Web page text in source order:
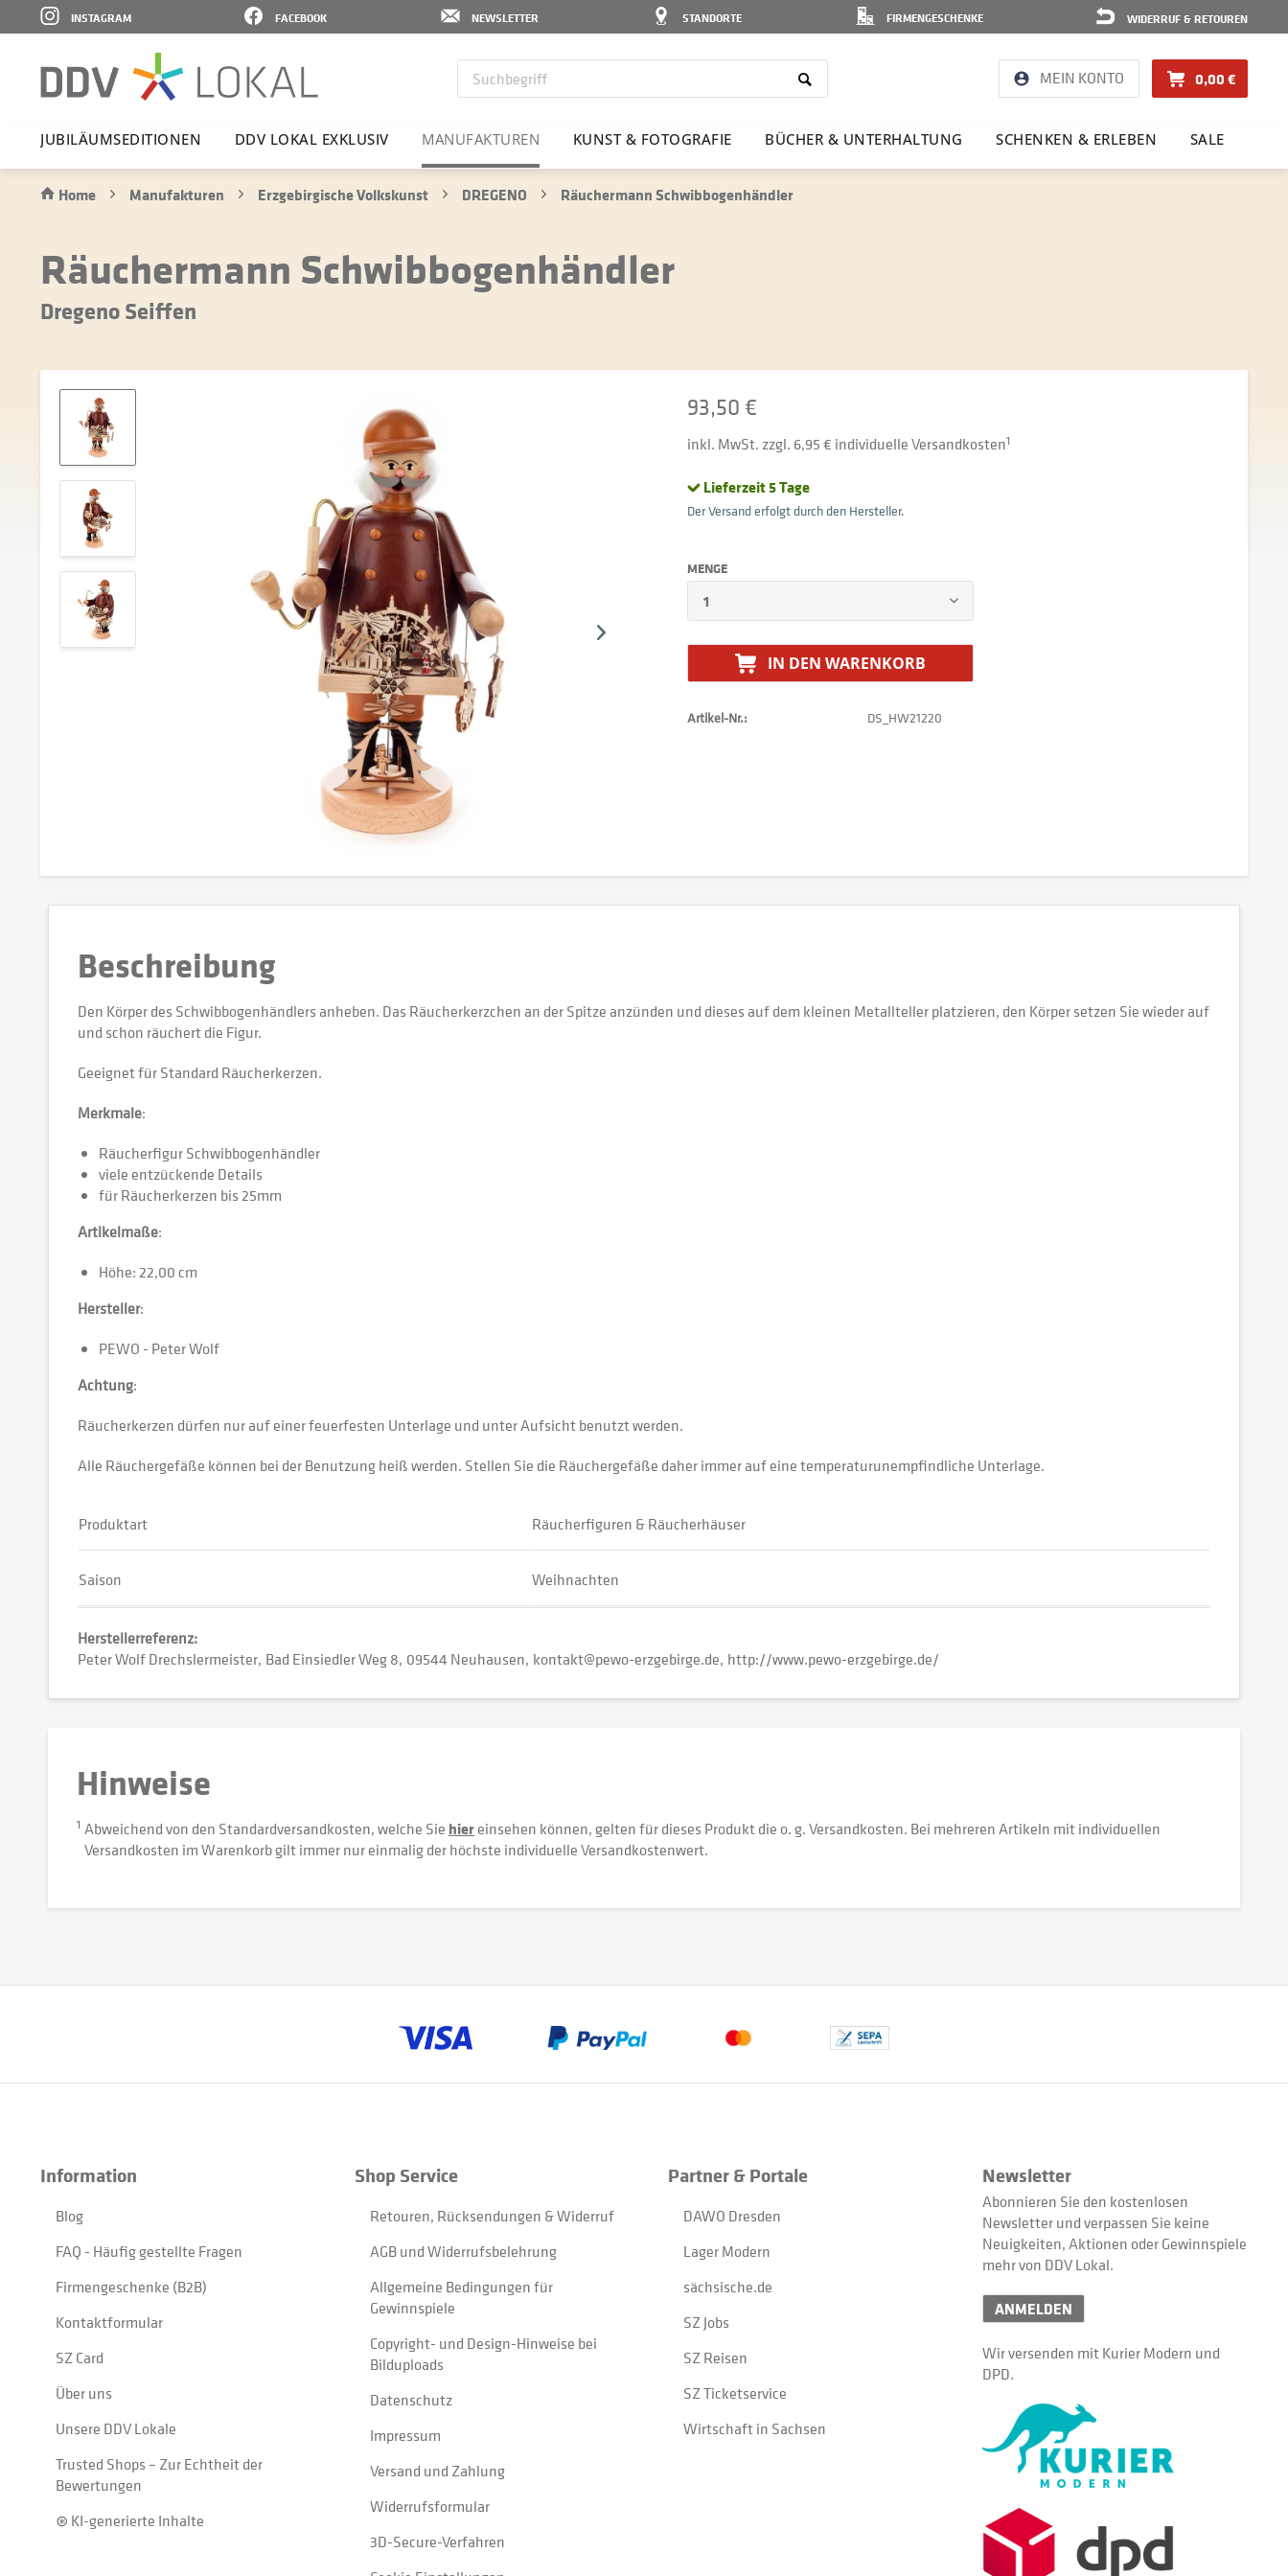
WIDERRUF & RETOUREN
FIRMENGESCHENKE
STANDORTE
NEWSLETTER
FACEBOOK
INSTAGRAM
MEIN KONTO 0,00 €
JUBI­LÄ­UMS­E­DI­TIONEN DDV LOKAL EXKLUSIV MANU­FAK­TUREN KUNST & FOTO­GRAFIE BÜCHER & UNTER­HAL­TUNG SCHENKEN & ERLEBEN SALE
Home Manufakturen Erzgebirgische Volkskunst DREGENO Räuchermann Schwibbogenhändler
Räuchermann Schwibbogenhändler
Dregeno Seiffen
93,50 €
inkl. MwSt. zzgl. 6,95 € individuelle Versandkosten1
Lieferzeit 5 Tage
Der Versand erfolgt durch den Hersteller.
MENGE
IN DEN WARENKORB
Artikel-Nr.: DS_HW21220
Beschreibung
Den Körper des Schwibbogenhändlers anheben. Das Räucherkerzchen an der Spitze anzünden und dieses auf dem kleinen Metallteller platzieren, den Körper setzen Sie wieder auf
und schon räuchert die Figur.
Geeignet für Standard Räucherkerzen.
Merkmale:
Räucherfigur Schwibbogenhändler
viele entzückende Details
für Räucherkerzen bis 25mm
Artikelmaße:
Höhe: 22,00 cm
Hersteller:
PEWO - Peter Wolf
Achtung:
Räucherkerzen dürfen nur auf einer feuerfesten Unterlage und unter Aufsicht benutzt werden.
Alle Räuchergefäße können bei der Benutzung heiß werden. Stellen Sie die Räuchergefäße daher immer auf eine temperaturunempfindliche Unterlage.
Produktart Räucherfiguren & Räucherhäuser
Saison Weihnachten
Herstellerreferenz:
Peter Wolf Drechslermeister Bad Einsiedler Weg 8 09544 Neuhausen kontakt@pewo-erzgebirge.de http://www.pewo-erzgebirge.de/
Hinweise
1 Abweichend von den Standardversandkosten, welche Sie hiereinsehen können, gelten für dieses Produkt die o. g. Versandkosten. Bei mehreren Artikeln mit individuellen
Versandkosten im Warenkorb gilt immer nur einmalig der höchste individuelle Versandkostenwert.
Information
Blog
FAQ - Häufig gestellte Fragen
Firmengeschenke (B2B)
Kontaktformular
SZ Card
Über uns
Unsere DDV Lokale
Trusted Shops – Zur Echtheit der
Bewertungen
⊛ KI-generierte Inhalte
Shop Service
Retouren, Rücksendungen & Widerruf
AGB und Widerrufsbelehrung
Allgemeine Bedingungen für
Gewinnspiele
Copyright- und Design-Hinweise bei
Bilduploads
Datenschutz
Impressum
Versand und Zahlung
Widerrufsformular
3D-Secure-Verfahren
Partner & Portale
DAWO Dresden
Lager Modern
sächsische.de
SZ Jobs
SZ Reisen
SZ Ticketservice
Wirtschaft in Sachsen
Newsletter
Abonnieren Sie den kostenlosen
Newsletter und verpassen Sie keine
Neuigkeiten, Aktionen oder Gewinnspiele
mehr von DDV Lokal.
ANMELDEN
Wir versenden mit Kurier Modern und
DPD.